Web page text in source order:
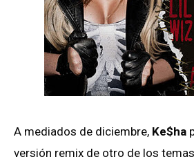
A mediados de diciembre, Ke$ha
versión remix de otro de los